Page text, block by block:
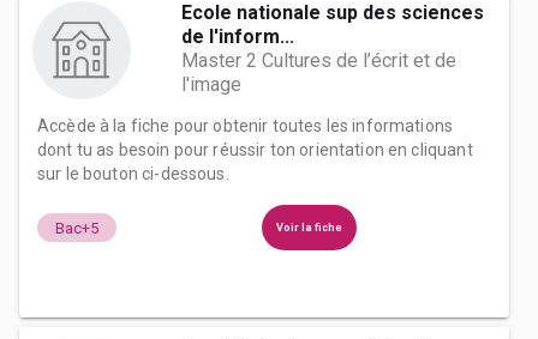
Ecole nationale sup des sciences
de l'inform...
Master 2 Cultures de l’écrit et de
l'image
Accède à la fiche pour obtenir toutes les informations
dont tu as besoin pour réussir ton orientation en cliquant
sur le bouton ci-dessous.
Bac+5 Voir la fiche